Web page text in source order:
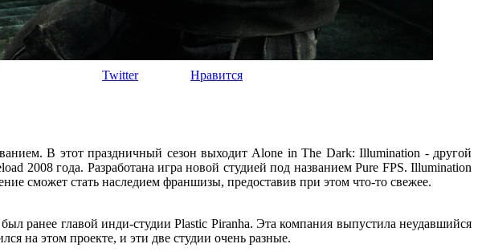
Twitter Нравится
В этот праздничный сезон выходит Alone in The Dark: Illumination - другой
2008 года. Разработана игра новой студией под названием Pure FPS. Illumination
сможет стать наследием франшизы, предоставив при этом что-то свежее.
ранее главой инди-студии Plastic Piranha. Эта компания выпустила неудавшийся
на этом проекте, и эти две студии очень разные.